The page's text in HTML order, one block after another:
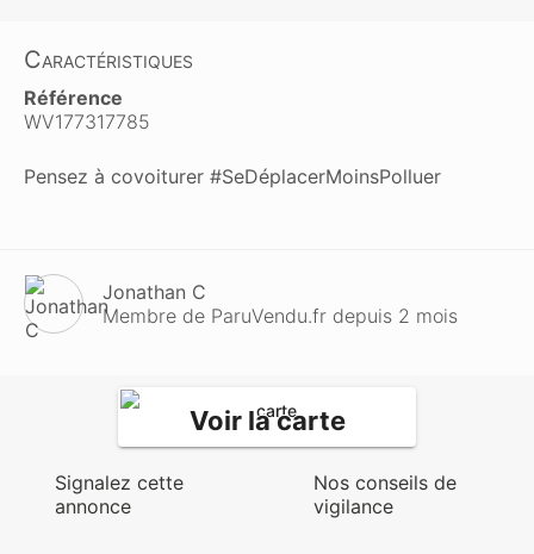
Caractéristiques
Référence
WV177317785
Pensez à covoiturer #SeDéplacerMoinsPolluer
Jonathan C
Membre de ParuVendu.fr depuis 2 mois
Voir la carte
Signalez cette
annonce
Nos conseils de
vigilance